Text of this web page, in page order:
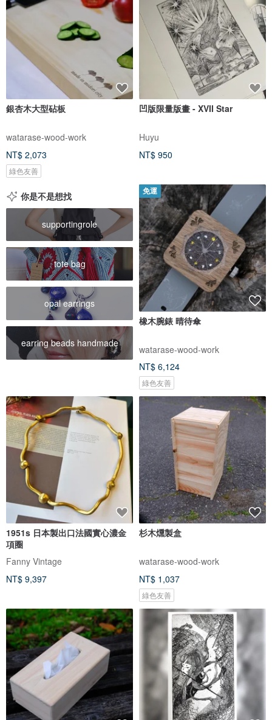
銀杏木大型砧板
watarase-wood-work
NT$ 2,073
綠色友善
凹版限量版畫 - XVII Star
Huyu
NT$ 950
你是不是想找
supportingrole
tote bag
opal earrings
earring beads handmade
免運
橡木腕錶 晴待傘
watarase-wood-work
NT$ 6,124
綠色友善
1951s 日本製出口法國實心濃金
項圈
Fanny Vintage
NT$ 9,397
杉木燻製盒
watarase-wood-work
NT$ 1,037
綠色友善